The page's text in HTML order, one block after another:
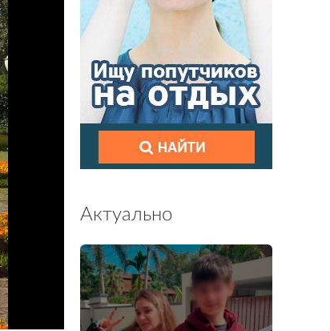
Актуально